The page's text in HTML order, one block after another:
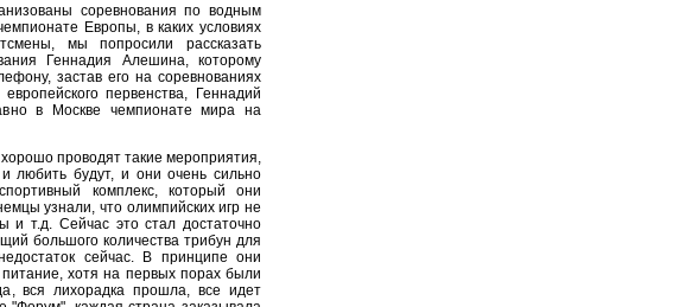
соревнования по водным
Европы, в каких условиях
мы попросили рассказать
Геннадия Алешина, которому
застав его на соревнованиях
первенства, Геннадий
в Москве чемпионате мира на
проводят такие мероприятия,
любить будут, и они очень сильно
комплекс, который они
узнали, что олимпийских игр не
и т.д. Сейчас это стал достаточно
большого количества трибун для
сейчас. В принципе они
хотя на первых порах были
вся лихорадка прошла, все идет